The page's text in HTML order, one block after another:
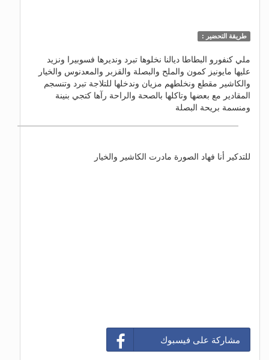
طريقة التحضير :
ملي كنفورو البطاطا ديالنا نخلوها تبرد ونديرها فسوبيرا ونزيد
عليها مايونيز كمون والملح والبصلة والقزبر والمعدنوس والخيار
والكاشير مقطع ونخلطهم مزيان وندخلها للتلاجة تبرد وتنسجم
المقادير مع بعضها وتاكلها بالصحة والراحة رآها كتجي بنينة
ومنسمة بريحة البصلة
للتدكير أنا فهاد الصورة مادرت الكاشير والخيار
مشاركة على فيسبوك